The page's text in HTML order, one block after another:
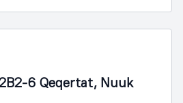
6 Qeqertat, Nuuk